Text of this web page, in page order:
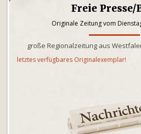
Freie Presse/
Originale Zeitung vom
große Regionalzeitung aus
letztes verfügbares Originalexemplar!